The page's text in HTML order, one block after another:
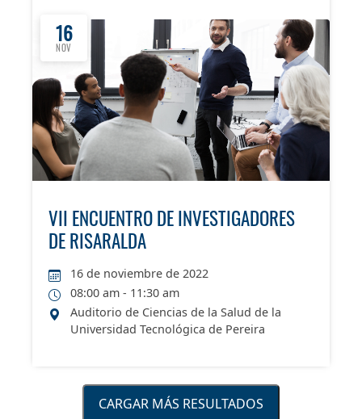
16
NOV
VII ENCUENTRO DE INVESTIGADORES
DE RISARALDA
16 de noviembre de 2022
08:00 am - 11:30 am
Auditorio de Ciencias de la Salud de la
Universidad Tecnológica de Pereira
CARGAR MÁS RESULTADOS